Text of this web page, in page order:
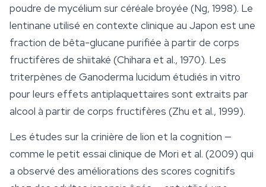
poudre de mycélium sur céréale broyée (Ng, 1998). Le
lentinane utilisé en contexte clinique au Japon est une
fraction de bêta-glucane purifiée à partir de corps
fructifères de shiitaké (Chihara et al., 1970). Les
triterpènes de Ganoderma lucidum étudiés in vitro
pour leurs effets antiplaquettaires sont extraits par
alcool à partir de corps fructifères (Zhu et al., 1999).
Les études sur la crinière de lion et la cognition —
comme le petit essai clinique de Mori et al. (2009) qui
a observé des améliorations des scores cognitifs